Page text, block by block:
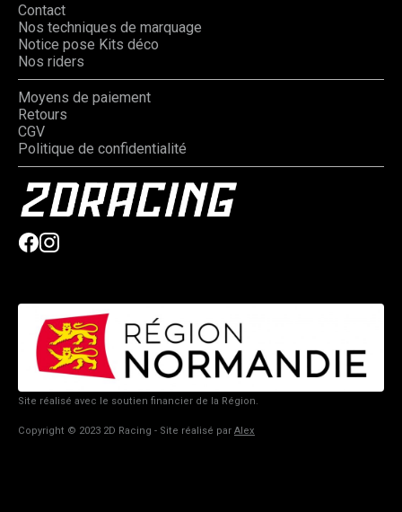
Contact
Nos techniques de marquage
Notice pose Kits déco
Nos riders
Moyens de paiement
Retours
CGV
Politique de confidentialité
Site réalisé avec le soutien financier de la Région.
Copyright © 2023 2D Racing - Site réalisé par Alex